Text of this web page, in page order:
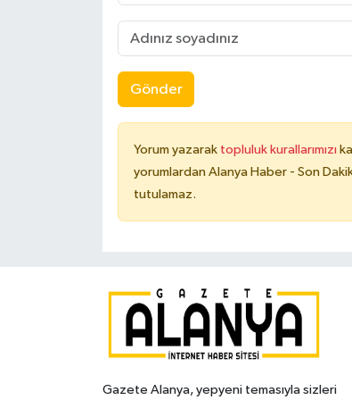
Gönder
Yorum yazarak topluluk kurallarımızı
yorumlardan Alanya Haber - Son
tutulamaz.
Gazete Alanya, yepyeni temasıyla sizleri